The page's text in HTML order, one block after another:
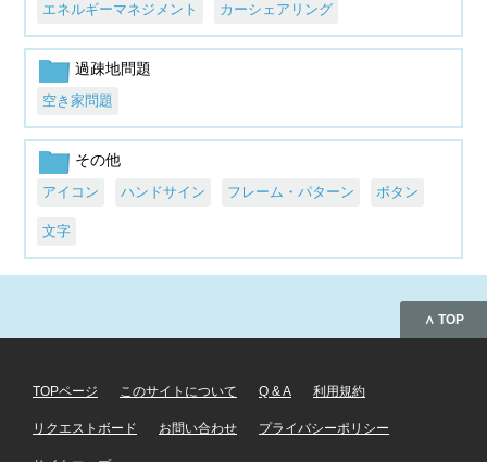
エネルギーマネジメント カーシェアリング
過疎地問題
空き家問題
その他
アイコン ハンドサイン フレーム・パターン ボタン
文字
∧ TOP
TOPページ このサイトについて Q & A 利用規約
リクエストボード お問い合わせ プライバシーポリシー